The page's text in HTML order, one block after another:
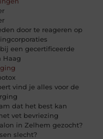
door te reageren op
een gecertificeerde
Haag
vind je alles voor de
dat het best kan
vet bevriezing
in Zelhem gezocht?
slecht?